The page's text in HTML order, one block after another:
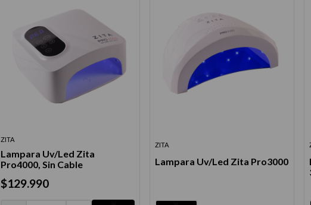
ZITA
Lampara Uv/Led Zita
Pro4000, Sin Cable
$129.990
ZITA
Lampara Uv/Led Zita Pro3000